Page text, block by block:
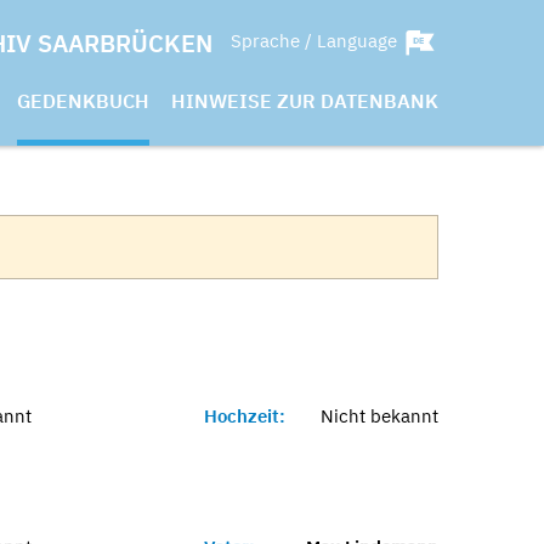
SAARBRÜCKEN Sprache / Language
GEDENKBUCH HINWEISE ZUR DATENBANK
Hochzeit: Nicht bekannt